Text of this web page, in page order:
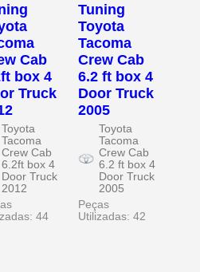
Cab
box 4
Truck
Toyota
Tacoma
Crew Cab
6.2ft box 4
Door Truck
2012
44
Tuning
Toyota
Tacoma
Crew Cab
6.2 ft box 4
Door Truck
2005
Toyota
Tacoma
Crew Cab
6.2 ft box 4
Door Truck
2005
Peças
Utilizadas: 42